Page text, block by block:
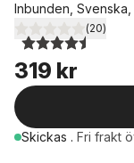
Inbunden,
4,5utav 5 stjärnor.
(20)
319 kr
Skickas . Fri frakt